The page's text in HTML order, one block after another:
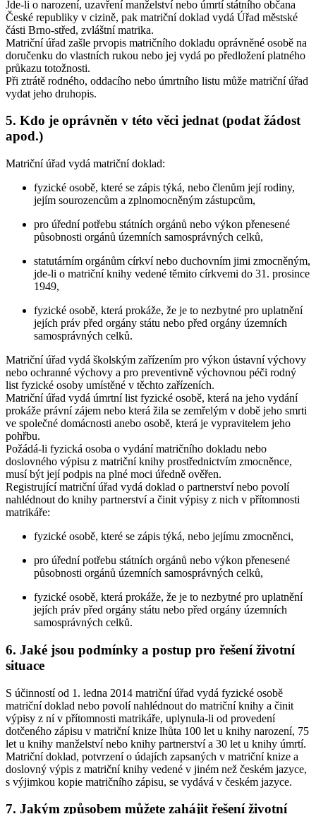
Jde-li o narození, uzavření manželství nebo úmrtí státního občana
České republiky v cizině, pak matriční doklad vydá Úřad městské
části Brno-střed, zvláštní matrika.
Matriční úřad zašle prvopis matričního dokladu oprávněné osobě na
doručenku do vlastních rukou nebo jej vydá po předložení platného
průkazu totožnosti.
Při ztrátě rodného, oddacího nebo úmrtního listu může matriční úřad
vydat jeho druhopis.
5. Kdo je oprávněn v této věci jednat (podat žádost
apod.)
Matriční úřad vydá matriční doklad:
fyzické osobě, které se zápis týká, nebo členům její rodiny,
jejím sourozencům a zplnomocněným zástupcům,
pro úřední potřebu státních orgánů nebo výkon přenesené
působnosti orgánů územních samosprávných celků,
statutárním orgánům církví nebo duchovním jimi zmocněným,
jde-li o matriční knihy vedené těmito církvemi do 31. prosince
1949,
fyzické osobě, která prokáže, že je to nezbytné pro uplatnění
jejích práv před orgány státu nebo před orgány územních
samosprávných celků.
Matriční úřad vydá školským zařízením pro výkon ústavní výchovy
nebo ochranné výchovy a pro preventivně výchovnou péči rodný
list fyzické osoby umístěné v těchto zařízeních.
Matriční úřad vydá úmrtní list fyzické osobě, která na jeho vydání
prokáže právní zájem nebo která žila se zemřelým v době jeho smrti
ve společné domácnosti anebo osobě, která je vypravitelem jeho
pohřbu.
Požádá-li fyzická osoba o vydání matričního dokladu nebo
doslovného výpisu z matriční knihy prostřednictvím zmocněnce,
musí být její podpis na plné moci úředně ověřen.
Registrující matriční úřad vydá doklad o partnerství nebo povolí
nahlédnout do knihy partnerství a činit výpisy z nich v přítomnosti
matrikáře:
fyzické osobě, které se zápis týká, nebo jejímu zmocněnci,
pro úřední potřebu státních orgánů nebo výkon přenesené
působnosti orgánů územních samosprávných celků,
fyzické osobě, která prokáže, že je to nezbytné pro uplatnění
jejích práv před orgány státu nebo před orgány územních
samosprávných celků.
6. Jaké jsou podmínky a postup pro řešení životní
situace
S účinností od 1. ledna 2014 matriční úřad vydá fyzické osobě
matriční doklad nebo povolí nahlédnout do matriční knihy a činit
výpisy z ní v přítomnosti matrikáře, uplynula-li od provedení
dotčeného zápisu v matriční knize lhůta 100 let u knihy narození, 75
let u knihy manželství nebo knihy partnerství a 30 let u knihy úmrtí.
Matriční doklad, potvrzení o údajích zapsaných v matriční knize a
doslovný výpis z matriční knihy vedené v jiném než českém jazyce,
s výjimkou kopie matričního zápisu, se vydává v českém jazyce.
7. Jakým způsobem můžete zahájit řešení životní